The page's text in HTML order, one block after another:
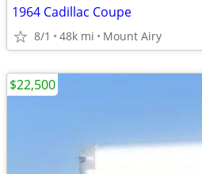
1964 Cadillac Coupe
8/1 48k mi Mount Airy
$22,500